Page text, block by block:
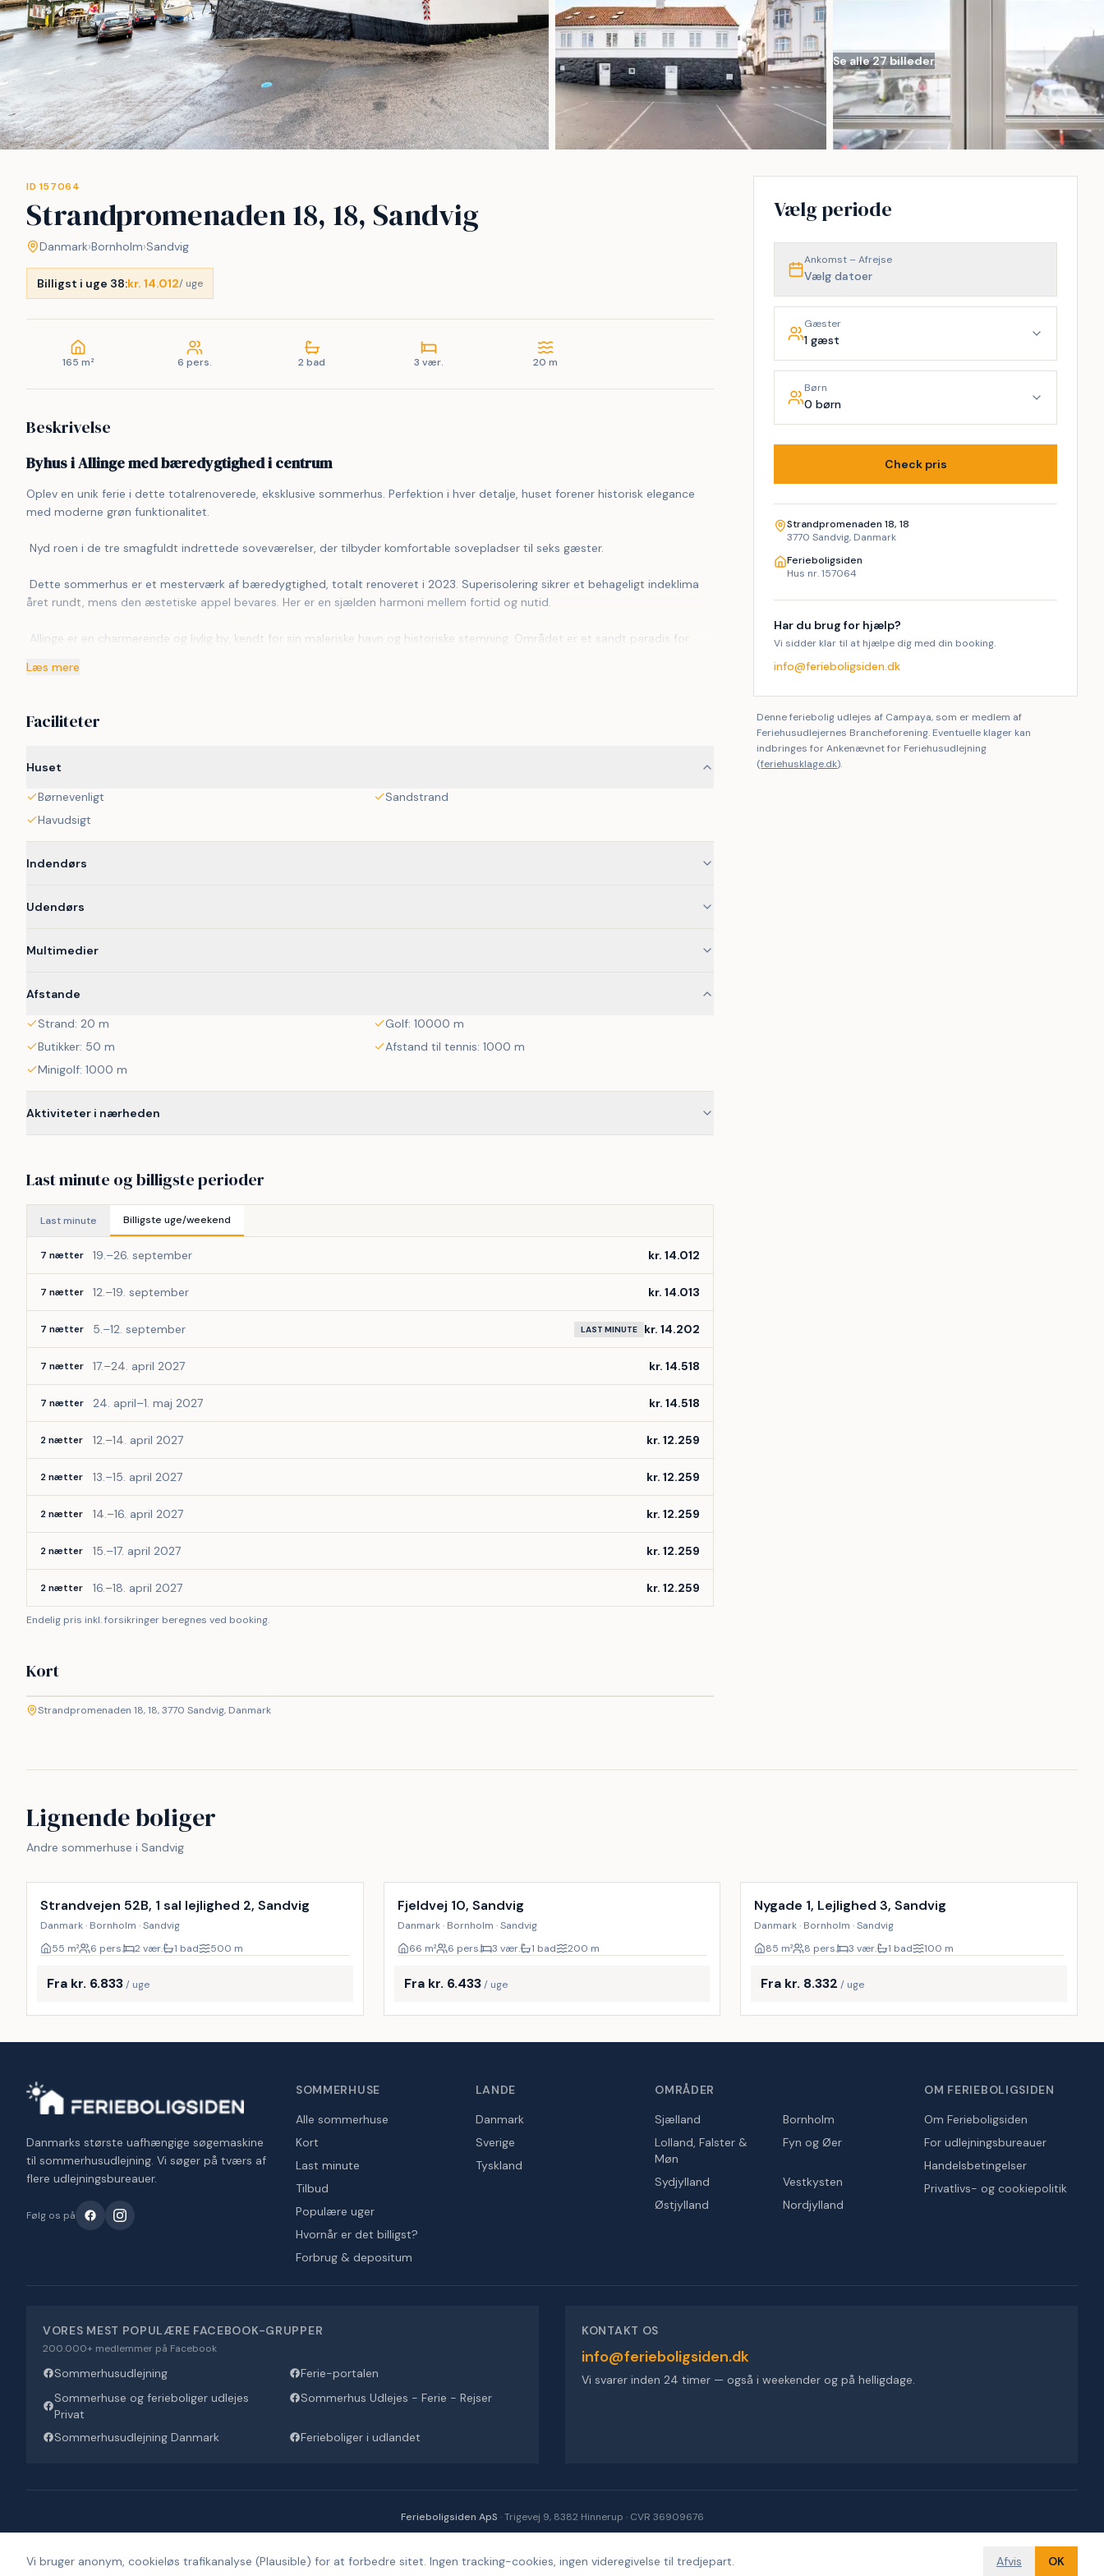
Se alle 27 billeder
ID 157064
Strandpromenaden 18, 18, Sandvig
Danmark›Bornholm›Sandvig
Billigst i uge 38:kr. 14.012/ uge
165 m² 6 pers. 2 bad 3 vær. 20 m
Beskrivelse
Byhus i Allinge med bæredygtighed i centrum
Oplev en unik ferie i dette totalrenoverede, eksklusive sommerhus. Perfektion i hver detalje, huset forener historisk elegance
med moderne grøn funktionalitet.
Nyd roen i de tre smagfuldt indrettede soveværelser, der tilbyder komfortable sovepladser til seks gæster.
året rundt, mens den æstetiske appel bevares. Her er en sjælden harmoni mellem fortid og nutid.
tilbyder Allinge et unikt indblik i Bornholms naturlige skønhed.
restauranter og caféer tilbyder en bred vifte af retter, der fremhæver det bedste fra det lokale køkken.
Et ophold her garanterer en unik ferieoplevelse, hvor luksus og bæredygtighed går hånd i hånd. Opdag den perfekte balance
Læs mere
Faciliteter
Huset
Børnevenligt
Sandstrand
Havudsigt
Indendørs
Udendørs
Multimedier
Afstande
Strand: 20 m
Golf: 10000 m
Butikker: 50 m
Afstand til tennis: 1000 m
Minigolf: 1000 m
Aktiviteter i nærheden
Last minute og billigste perioder
Last minute Billigste uge/weekend
7 nætter 19.–26. september kr. 14.012
7 nætter 12.–19. september kr. 14.013
7 nætter 5.–12. september LAST MINUTE kr. 14.202
7 nætter 17.–24. april 2027 kr. 14.518
7 nætter 24. april–1. maj 2027 kr. 14.518
2 nætter 12.–14. april 2027 kr. 12.259
2 nætter 13.–15. april 2027 kr. 12.259
2 nætter 14.–16. april 2027 kr. 12.259
2 nætter 15.–17. april 2027 kr. 12.259
2 nætter 16.–18. april 2027 kr. 12.259
Endelig pris inkl. forsikringer beregnes ved booking.
Kort
+
Strandpromenaden 18, 18, 3770 Sandvig, Danmark
Vælg periode
Ankomst – Afrejse
Vælg datoer
Gæster
1 gæst
Børn
0 børn
Check pris
Strandpromenaden 18, 18
3770 Sandvig, Danmark
Ferieboligsiden
Hus nr. 157064
Har du brug for hjælp?
Vi sidder klar til at hjælpe dig med din booking.
info@ferieboligsiden.dk
Denne feriebolig udlejes af Campaya, som er medlem af
Feriehusudlejernes Brancheforening. Eventuelle klager kan
indbringes for Ankenævnet for Feriehusudlejning
(feriehusklage.dk).
Lignende boliger
Andre sommerhuse i Sandvig
Strandvejen 52B, 1 sal lejlighed 2, Sandvig
Danmark · Bornholm · Sandvig
55 m² 6 pers. 2 vær. 1 bad 500 m
Fra kr. 6.833/ uge
Fjeldvej 10, Sandvig
Danmark · Bornholm · Sandvig
66 m² 6 pers. 3 vær. 1 bad 200 m
Fra kr. 6.433 / uge
Nygade 1, Lejlighed 3, Sandvig
Danmark · Bornholm · Sandvig
85 m² 8 pers. 3 vær. 1 bad 100 m
Fra kr. 8.332 / uge
Danmarks største uafhængige søgemaskine
til sommerhusudlejning. Vi søger på tværs af
flere udlejningsbureauer.
Følg os på
SOMMERHUSE
Alle sommerhuse
Kort
Last minute
Tilbud
Populære uger
Hvornår er det billigst?
Forbrug & depositum
LANDE
Danmark
Sverige
Tyskland
OMRÅDER
Sjælland
Bornholm
Lolland, Falster &
Møn
Fyn og Øer
Sydjylland
Vestkysten
Østjylland
Nordjylland
OM FERIEBOLIGSIDEN
Om Ferieboligsiden
For udlejningsbureauer
Handelsbetingelser
Privatlivs- og cookiepolitik
VORES MEST POPULÆRE FACEBOOK-GRUPPER
200.000+ medlemmer på Facebook
Sommerhusudlejning
Ferie-portalen
Sommerhuse og ferieboliger udlejes
Privat
Sommerhus Udlejes - Ferie - Rejser
Sommerhusudlejning Danmark Ferieboliger i udlandet
KONTAKT OS
info@ferieboligsiden.dk
Vi svarer inden 24 timer — også i weekender og på helligdage.
Ferieboligsiden ApS ·Trigevej 9, 8382 Hinnerup · CVR 36909676
Vi bruger anonym, cookieløs trafikanalyse (Plausible) for at forbedre sitet. Ingen tracking-cookies, ingen videregivelse til tredjepart. Afvis OK